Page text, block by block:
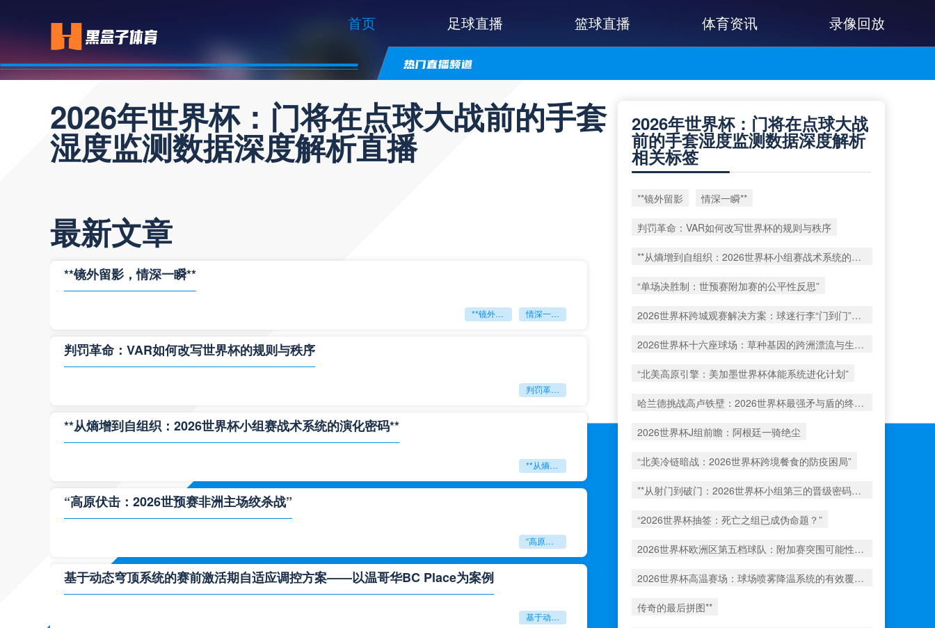
首页 足球直播 篮球直播 体育资讯 录像回放
2026年世界杯：门将在点球大战前的手套
湿度监测数据深度解析直播
最新文章
**镜外留影，情深一瞬**
**镜外留影 情深一瞬**
判罚革命：VAR如何改写世界杯的规则与秩序
判罚革命：VAR如何改写世界杯的规则与秩序
**从熵增到自组织：2026世界杯小组赛战术系统的演化密码**
**从熵增到自组织：2026世界杯小组赛战术系统的演化密码**
“高原伏击：2026世预赛非洲主场绞杀战”
“高原伏击：2026世预赛非洲主场绞杀战”
基于动态穹顶系统的赛前激活期自适应调控方案——以温哥华BC Place为案例
基于动态穹顶系统的赛前激活期自适应调控方案——以温哥华BC Place为案例
2026年世界杯：门将在点球大战
前的手套湿度监测数据深度解析
相关标签
**镜外留影 情深一瞬**
判罚革命：VAR如何改写世界杯的规则与秩序
**从熵增到自组织：2026世界杯小组赛战术系统的演化密码**
“单场决胜制：世预赛附加赛的公平性反思”
2026世界杯跨城观赛解决方案：球迷行李“门到门”极速转运
2026世界杯十六座球场：草种基因的跨洲漂流与生态版图重构
“北美高原引擎：美加墨世界杯体能系统进化计划”
哈兰德挑战高卢铁壁：2026世界杯最强矛与盾的终极对话
2026世界杯J组前瞻：阿根廷一骑绝尘
“北美冷链暗战：2026世界杯跨境餐食的防疫困局”
**从射门到破门：2026世界杯小组第三的晋级密码藏在哪一环？**
“2026世界杯抽签：死亡之组已成伪命题？”
2026世界杯欧洲区第五档球队：附加赛突围可能性深度评估
2026世界杯高温赛场：球场喷雾降温系统的有效覆盖范围解析
传奇的最后拼图**